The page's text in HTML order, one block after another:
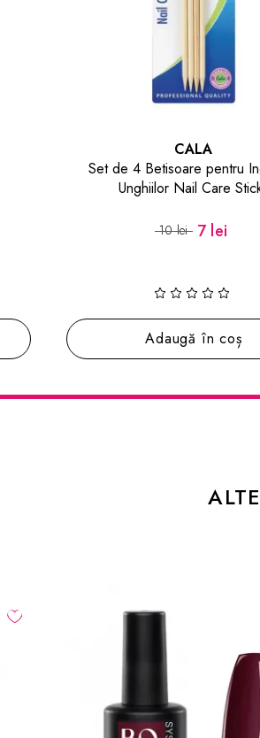
NUMEE
Geanta Panza cu Imprimeu
Design Tote Bag
51 lei 15.30 lei
Adaugă în coș